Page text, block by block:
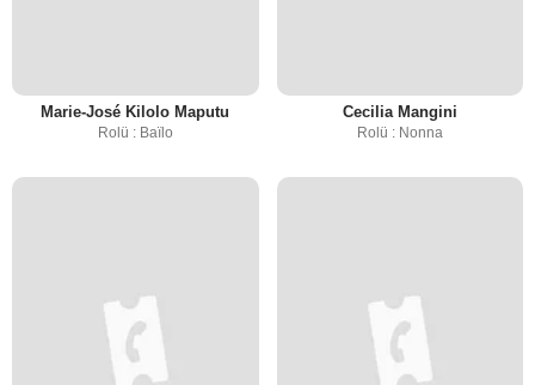
Marie-José Kilolo Maputu
Rolü : Baïlo
Cecilia Mangini
Rolü : Nonna